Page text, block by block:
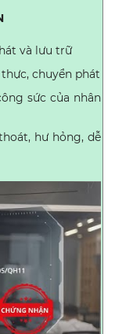
và lưu trữ
chuyển phát
sức của nhân
hư hỏng, dễ